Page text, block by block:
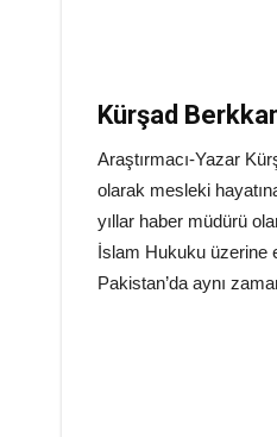
Kürşad
Araştırmacı-Yazar
olarak mesleki
yıllar haber müdürü
İslam Hukuku üzerine
Pakistan’da aynı